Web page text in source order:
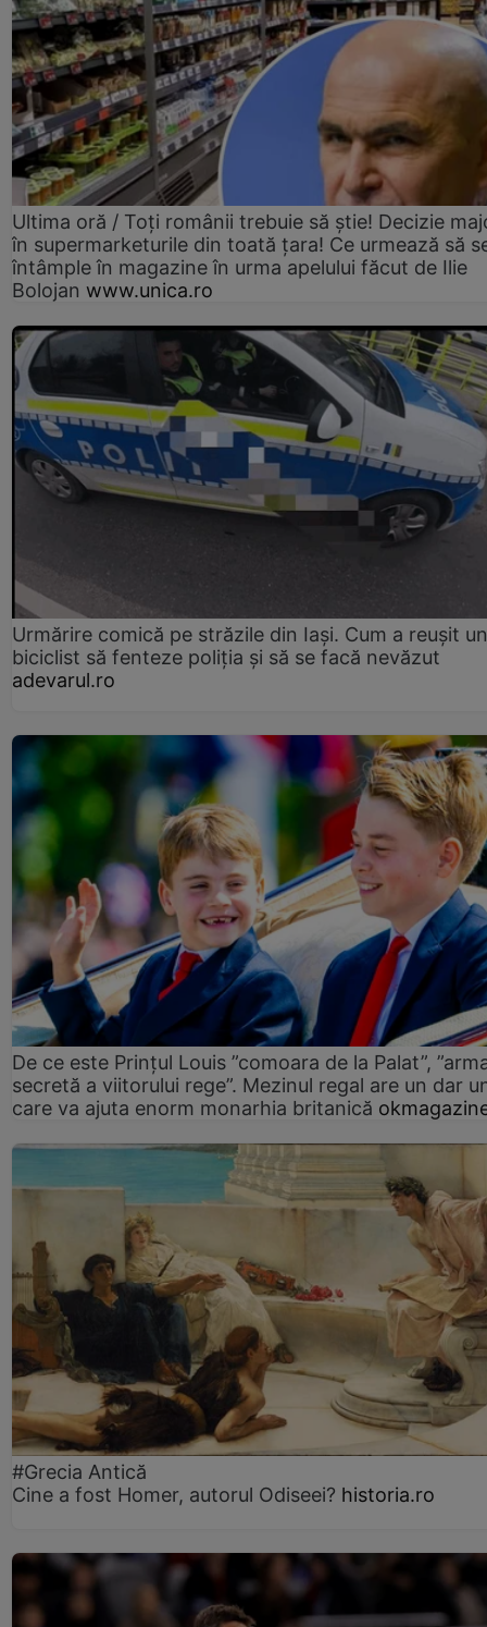
Ultima oră / Toți românii trebuie să știe! Decizie
în supermarketurile din toată țara! Ce urmează să
întâmple în magazine în urma apelului făcut de Ilie
Bolojan www.unica.ro
Urmărire comică pe străzile din Iași. Cum a reușit un
biciclist să fenteze poliția și să se facă nevăzut
adevarul.ro
De ce este Prințul Louis ”comoara de la Palat”,
secretă a viitorului rege”. Mezinul regal are un dar
care va ajuta enorm monarhia britanică
#Grecia Antică
Cine a fost Homer, autorul Odiseei? historia.ro